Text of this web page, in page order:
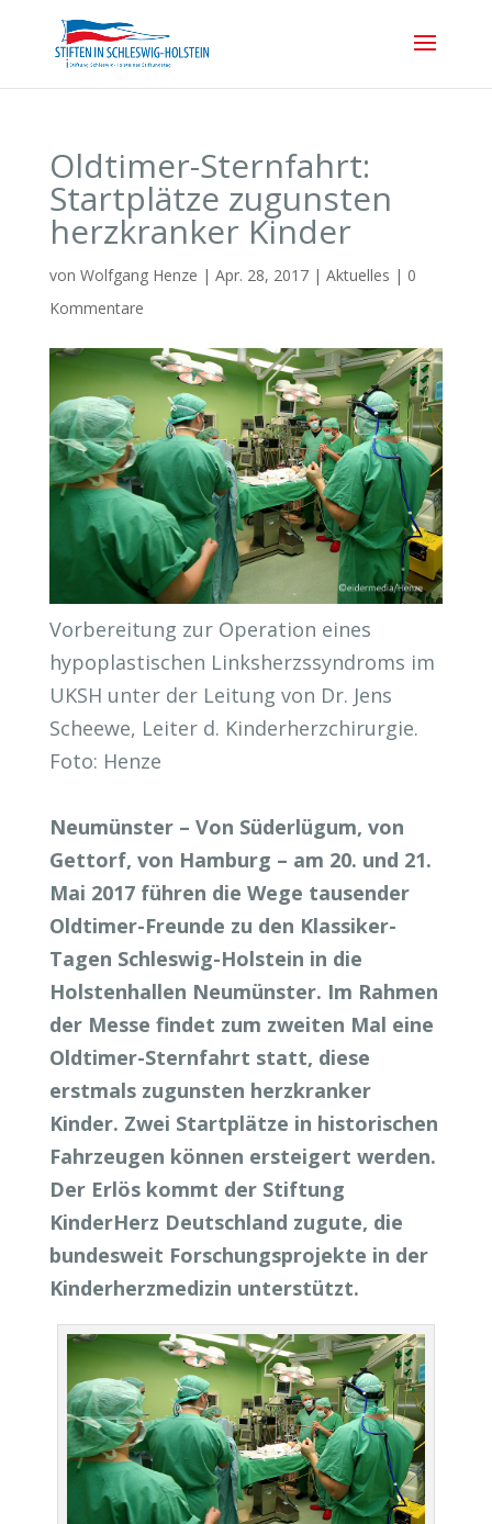
Oldtimer-Sternfahrt:
Startplätze zugunsten
herzkranker Kinder
von Wolfgang Henze | Apr. 28, 2017| Aktuelles | 0
Kommentare
Vorbereitung zur Operation eines
hypoplastischen Linksherzssyndroms im
UKSH unter der Leitung von Dr. Jens
Scheewe, Leiter d. Kinderherzchirurgie.
Foto: Henze
Neumünster – Von Süderlügum, von
Gettorf, von Hamburg – am 20. und 21.
Mai 2017 führen die Wege tausender
Oldtimer-Freunde zu den Klassiker-
Tagen Schleswig-Holstein in die
Holstenhallen Neumünster. Im Rahmen
der Messe findet zum zweiten Mal eine
Oldtimer-Sternfahrt statt, diese
erstmals zugunsten herzkranker
Kinder. Zwei Startplätze in historischen
Fahrzeugen können ersteigert werden.
Der Erlös kommt der Stiftung
KinderHerz Deutschland zugute, die
bundesweit Forschungsprojekte in der
Kinderherzmedizin unterstützt.